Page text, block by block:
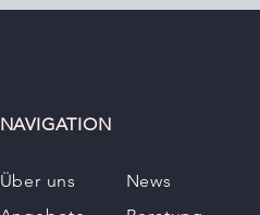
NAVIGATION
Über uns
News